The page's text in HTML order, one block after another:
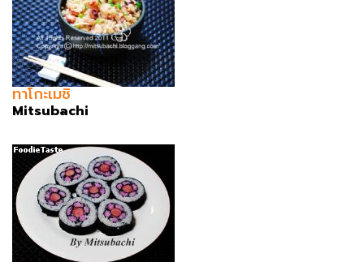
ทาโกะเมชิ
Mitsubachi